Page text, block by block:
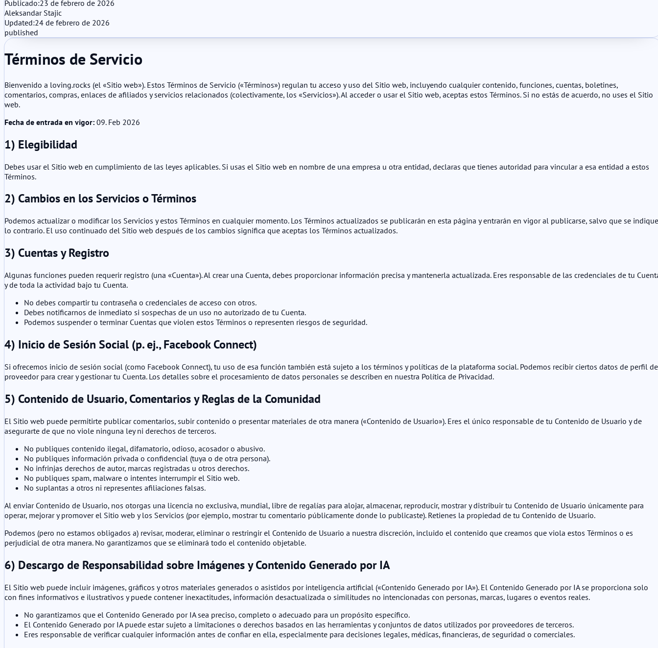
Publicado:23 de febrero de 2026
Aleksandar Stajic
Updated:24 de febrero de 2026
published
Términos de Servicio
Bienvenido a loving.rocks (el «Sitio web»). Estos Términos de Servicio («Términos») regulan tu acceso y uso del Sitio web, incluyendo cualquier contenido, funciones, cuentas, boletines,
comentarios, compras, enlaces de afiliados y servicios relacionados (colectivamente, los «Servicios»). Al acceder o usar el Sitio web, aceptas estos Términos. Si no estás de acuerdo, no uses el Sitio
web.
Fecha de entrada en vigor: 09. Feb 2026
1) Elegibilidad
Debes usar el Sitio web en cumplimiento de las leyes aplicables. Si usas el Sitio web en nombre de una empresa u otra entidad, declaras que tienes autoridad para vincular a esa entidad a estos
Términos.
2) Cambios en los Servicios o Términos
Podemos actualizar o modificar los Servicios y estos Términos en cualquier momento. Los Términos actualizados se publicarán en esta página y entrarán en vigor al publicarse, salvo que se indique
lo contrario. El uso continuado del Sitio web después de los cambios significa que aceptas los Términos actualizados.
3) Cuentas y Registro
Algunas funciones pueden requerir registro (una «Cuenta»). Al crear una Cuenta, debes proporcionar información precisa y mantenerla actualizada. Eres responsable de las credenciales de tu
y de toda la actividad bajo tu Cuenta.
No debes compartir tu contraseña o credenciales de acceso con otros.
Debes notificarnos de inmediato si sospechas de un uso no autorizado de tu Cuenta.
Podemos suspender o terminar Cuentas que violen estos Términos o representen riesgos de seguridad.
4) Inicio de Sesión Social (p. ej., Facebook Connect)
Si ofrecemos inicio de sesión social (como Facebook Connect), tu uso de esa función también está sujeto a los términos y políticas de la plataforma social. Podemos recibir ciertos datos de perfil
proveedor para crear y gestionar tu Cuenta. Los detalles sobre el procesamiento de datos personales se describen en nuestra Política de Privacidad.
5) Contenido de Usuario, Comentarios y Reglas de la Comunidad
El Sitio web puede permitirte publicar comentarios, subir contenido o presentar materiales de otra manera («Contenido de Usuario»). Eres el único responsable de tu Contenido de Usuario y de
asegurarte de que no viole ninguna ley ni derechos de terceros.
No publiques contenido ilegal, difamatorio, odioso, acosador o abusivo.
No publiques información privada o confidencial (tuya o de otra persona).
No infrinjas derechos de autor, marcas registradas u otros derechos.
No publiques spam, malware o intentes interrumpir el Sitio web.
No suplantas a otros ni representes afiliaciones falsas.
Al enviar Contenido de Usuario, nos otorgas una licencia no exclusiva, mundial, libre de regalías para alojar, almacenar, reproducir, mostrar y distribuir tu Contenido de Usuario únicamente para
operar, mejorar y promover el Sitio web y los Servicios (por ejemplo, mostrar tu comentario públicamente donde lo publicaste). Retienes la propiedad de tu Contenido de Usuario.
Podemos (pero no estamos obligados a) revisar, moderar, eliminar o restringir el Contenido de Usuario a nuestra discreción, incluido el contenido que creamos que viola estos Términos o es
perjudicial de otra manera. No garantizamos que se eliminará todo el contenido objetable.
6) Descargo de Responsabilidad sobre Imágenes y Contenido Generado por IA
El Sitio web puede incluir imágenes, gráficos y otros materiales generados o asistidos por inteligencia artificial («Contenido Generado por IA»). El Contenido Generado por IA se proporciona solo
con fines informativos e ilustrativos y puede contener inexactitudes, información desactualizada o similitudes no intencionadas con personas, marcas, lugares o eventos reales.
No garantizamos que el Contenido Generado por IA sea preciso, completo o adecuado para un propósito específico.
El Contenido Generado por IA puede estar sujeto a limitaciones o derechos basados en las herramientas y conjuntos de datos utilizados por proveedores de terceros.
Eres responsable de verificar cualquier información antes de confiar en ella, especialmente para decisiones legales, médicas, financieras, de seguridad o comerciales.